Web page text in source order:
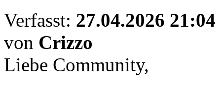
Verfasst: 27.04.2026 21:04
von Crizzo
Liebe Community,